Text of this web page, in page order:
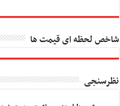
شاخص لحظه ای قیمت ها
نظرسنجی